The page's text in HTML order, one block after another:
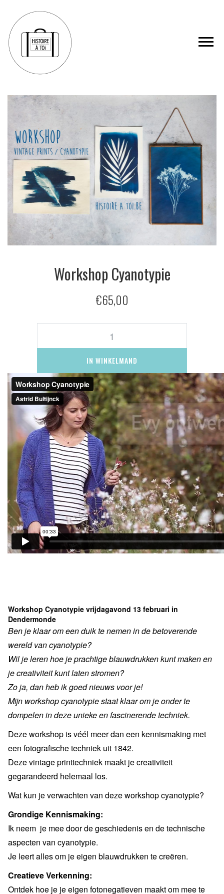
Workshop Cyanotypie
€65,00
IN WINKELMAND
Workshop Cyanotypie vrijdagavond 13 februari in
Dendermonde
Ben je klaar om een duik te nemen in de betoverende
wereld van cyanotypie?
Wil je leren hoe je prachtige blauwdrukken kunt maken en
je creativiteit kunt laten stromen?
Zo ja, dan heb ik goed nieuws voor je!
Mijn workshop cyanotypie staat klaar om je onder te
dompelen in deze unieke en fascinerende techniek.
Deze workshop is véél meer dan een kennismaking met
een fotografische techniek uit 1842.
Deze vintage printtechniek maakt je creativiteit
gegarandeerd helemaal los.
Wat kun je verwachten van deze workshop cyanotypie?
Grondige Kennismaking:
Ik neem je mee door de geschiedenis en de technische
aspecten van cyanotypie.
Je leert alles om je eigen blauwdrukken te creëren.
Creatieve Verkenning:
Ontdek hoe je je eigen fotonegatieven maakt om mee te